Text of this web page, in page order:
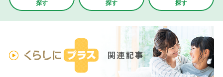
探す
探す
探す